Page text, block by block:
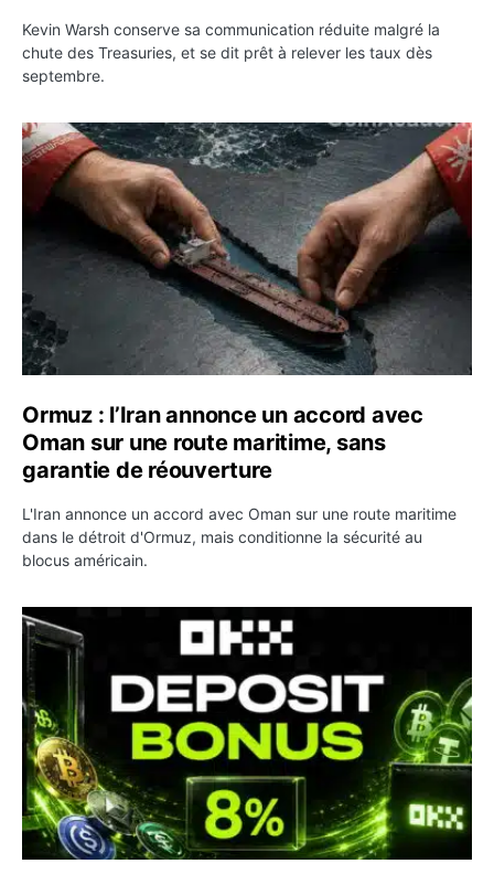
Kevin Warsh conserve sa communication réduite malgré la
chute des Treasuries, et se dit prêt à relever les taux dès
septembre.
Ormuz : l’Iran annonce un accord avec Oman sur une
Ormuz : l’Iran annonce un accord avec
Oman sur une route maritime, sans
garantie de réouverture
L'Iran annonce un accord avec Oman sur une route maritime
dans le détroit d'Ormuz, mais conditionne la sécurité au
blocus américain.
OKX relance une campagne Deposit Bonus : jusqu’à 5